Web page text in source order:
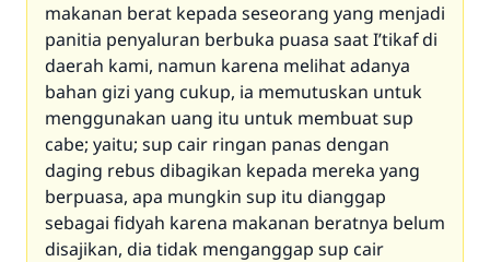
makanan berat kepada seseorang yang menjadi
panitia penyaluran berbuka puasa saat I’tikaf di
daerah kami, namun karena melihat adanya
bahan gizi yang cukup, ia memutuskan untuk
menggunakan uang itu untuk membuat sup
cabe; yaitu; sup cair ringan panas dengan
daging rebus dibagikan kepada mereka yang
berpuasa, apa mungkin sup itu dianggap
sebagai fidyah karena makanan beratnya belum
disajikan, dia tidak menganggap sup cair